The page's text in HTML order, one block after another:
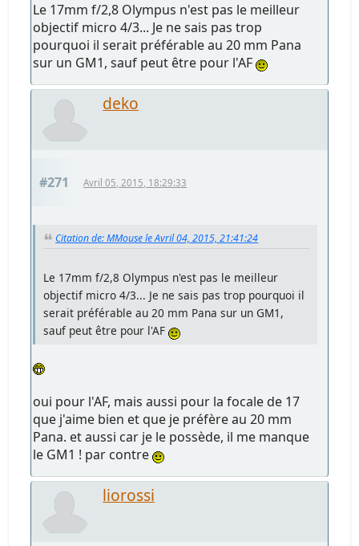
Le 17mm f/2,8 Olympus n'est pas le meilleur
objectif micro 4/3... Je ne sais pas trop
pourquoi il serait préférable au 20 mm Pana
sur un GM1, sauf peut être pour l'AF
deko
#271 Avril 05, 2015, 18:29:33
Citation de: MMouse le Avril 04, 2015, 21:41:24
Le 17mm f/2,8 Olympus n'est pas le meilleur
objectif micro 4/3... Je ne sais pas trop pourquoi il
serait préférable au 20 mm Pana sur un GM1,
sauf peut être pour l'AF
oui pour l'AF, mais aussi pour la focale de 17
que j'aime bien et que je préfère au 20 mm
Pana. et aussi car je le possède, il me manque
le GM1 ! par contre
liorossi